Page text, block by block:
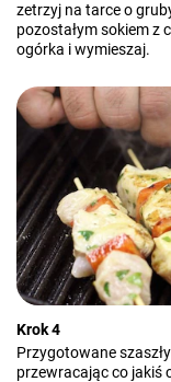
zetrzyj na tarce o
pozostałym sokiem z
ogórka i wymieszaj.
Krok 4
Przygotowane
przewracając co jakiś